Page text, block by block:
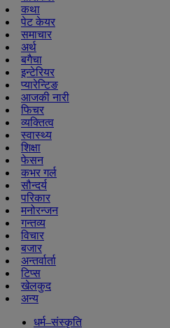
कथा
पेट केयर
समाचार
अर्थ
बगैचा
इन्टेरियर
प्यारेन्टिङ
आजकी नारी
फिचर
व्यक्तित्व
स्वास्थ्य
शिक्षा
फेसन
कभर गर्ल
सौन्दर्य
परिकार
मनोरन्जन
गन्तव्य
विचार
बजार
अन्तर्वार्ता
टिप्स
खेलकुद
अन्य
धर्म–संस्कृति